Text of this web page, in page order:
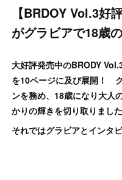
【BRDOY Vol.3好
がグラビアで18歳
大好評発売中のBRODY
を10ページに及び展開！
ンを務め、18歳になり大人
かりの輝きを切り取りました
それではグラビアとインタ